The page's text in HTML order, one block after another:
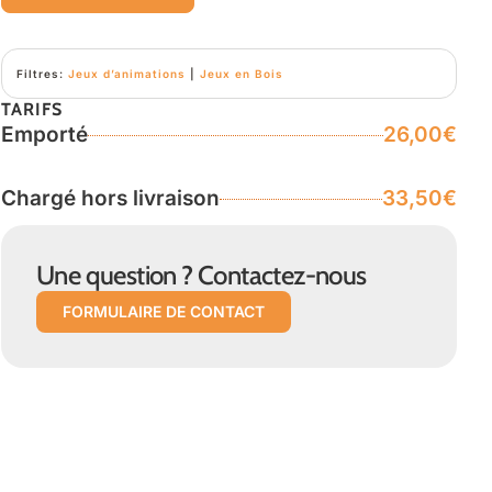
Filtres:Jeux d’animations |Jeux en Bois
TARIFS
Emporté 26,00€
Chargé hors livraison 33,50€
Une question ? Contactez-nous
FORMULAIRE DE CONTACT